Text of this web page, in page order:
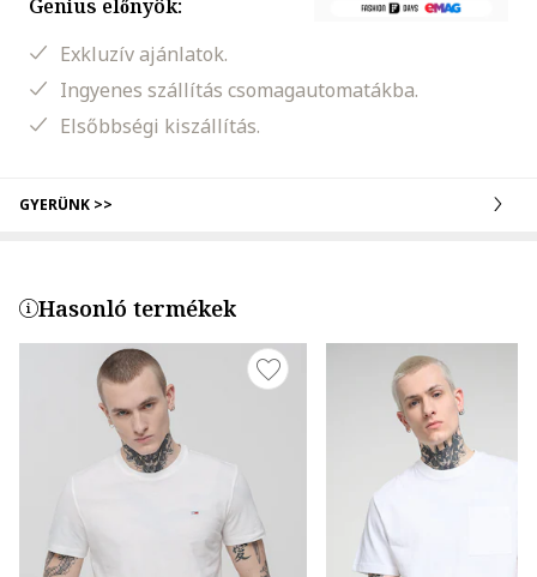
Genius előnyök:
Exkluzív ajánlatok.
Ingyenes szállítás csomagautomatákba.
Elsőbbségi kiszállítás.
GYERÜNK >>
Hasonló termékek